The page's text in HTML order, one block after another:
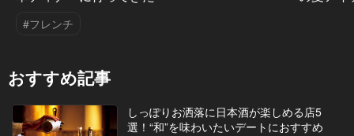
#フレンチ
おすすめ記事
しっぽりお洒落に日本酒が楽しめる店5
選！“和”を味わいたいデートにおすすめ